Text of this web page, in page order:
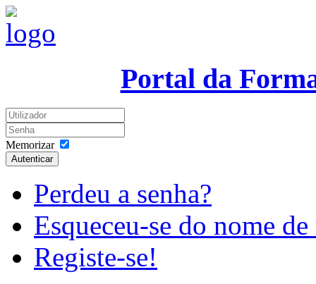
Portal da
Memorizar
Autenticar
Perdeu a senha?
Esqueceu-se do nome
Registe-se!